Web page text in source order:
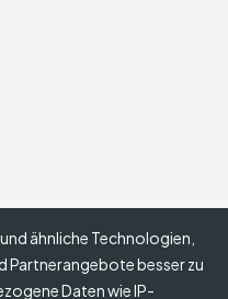
ähnliche Technologien,
Partnerangebote besser zu
Daten wie IP-